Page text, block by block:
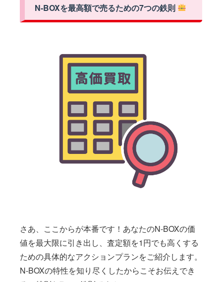
N-BOXを最高額で売るための7つの鉄則
さあ、ここからが本番です！あなたのN-BOXの価
値を最大限に引き出し、査定額を1円でも高くする
ための具体的なアクションプランをご紹介します。
N-BOXの特性を知り尽くしたからこそお伝えでき